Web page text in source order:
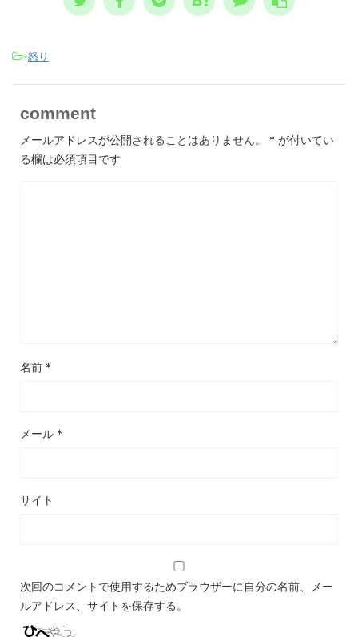
-怒り
comment
メールアドレスが公開されることはありません。 * が付いてい
る欄は必須項目です
名前 *
メール *
サイト
次回のコメントで使用するためブラウザーに自分の名前、メー
ルアドレス、サイトを保存する。